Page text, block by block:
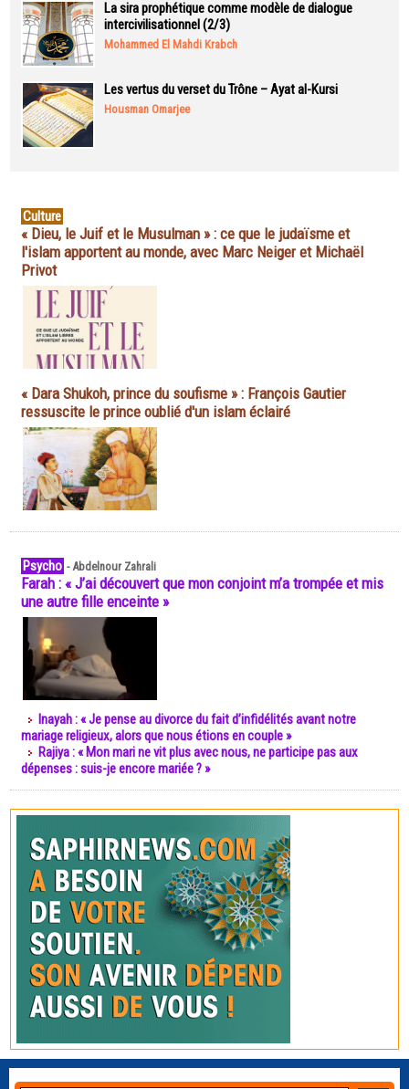
La sira prophétique comme modèle de dialogue
intercivilisationnel (2/3)
Mohammed El Mahdi Krabch
Les vertus du verset du Trône – Ayat al-Kursi
Housman Omarjee
Culture
« Dieu, le Juif et le Musulman » : ce que le judaïsme et
l'islam apportent au monde, avec Marc Neiger et Michaël
Privot
« Dara Shukoh, prince du soufisme » : François Gautier
ressuscite le prince oublié d'un islam éclairé
Psycho -Abdelnour Zahrali
Farah : « J’ai découvert que mon conjoint m’a trompée et mis
une autre fille enceinte »
Inayah : « Je pense au divorce du fait d’infidélités avant notre
mariage religieux, alors que nous étions en couple »
Rajiya : « Mon mari ne vit plus avec nous, ne participe pas aux
dépenses : suis-je encore mariée ? »